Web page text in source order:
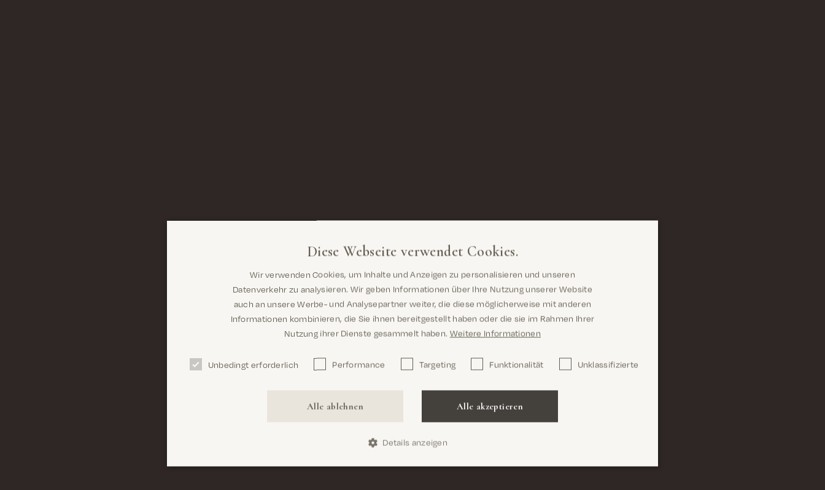
Sind Sie hier richtig? Es sieht so aus, als
wären Sie dabei United States
Confirm
Diese Webseite verwendet Cookies.
Wir verwenden Cookies, um Inhalte und Anzeigen zu personalisieren und unseren
Datenverkehr zu analysieren. Wir geben Informationen über Ihre Nutzung unserer Website
auch an unsere Werbe- und Analysepartner weiter, die diese möglicherweise mit anderen
Informationen kombinieren, die Sie ihnen bereitgestellt haben oder die sie im Rahmen Ihrer
Nutzung ihrer Dienste gesammelt haben. Weitere Informationen
Unbedingt erforderlich Performance Targeting Funktionalität Unklassifizierte
Alle akzeptieren
Alle ablehnen
Details anzeigen